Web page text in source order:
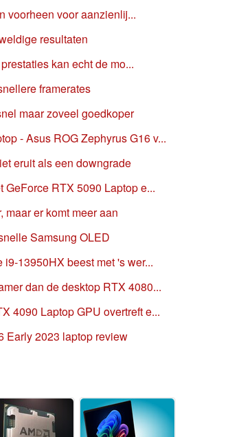
voorheen voor aanzienlij...
resultaten
kan echt de mo...
framerates
maar zoveel goedkoper
- Asus ROG Zephyrus G16 v...
eruit als een downgrade
RTX 5090 Laptop e...
er komt meer aan
Samsung OLED
13950HX beest met 's wer...
dan de desktop RTX 4080...
4090 Laptop GPU overtreft e...
Early 2023 laptop review